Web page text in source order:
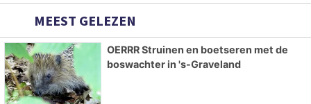
MEEST GELEZEN
OERRR Struinen en boetseren met de
boswachter in 's-Graveland